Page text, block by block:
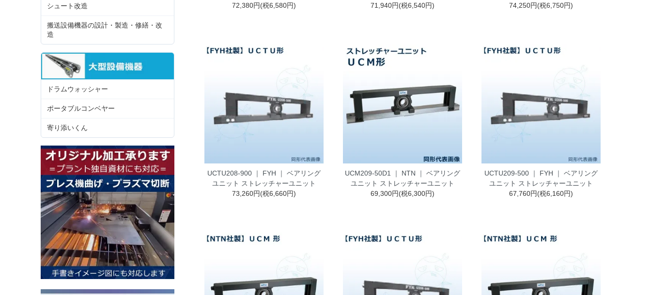
72,380円(税6,580円)
71,940円(税6,540円)
74,250円(税6,750円)
UCTU208-900 ｜ FYH ｜ ベアリング
ユニット ストレッチャーユニット
73,260円(税6,660円)
UCM209-50D1 ｜ NTN ｜ ベアリング
ユニット ストレッチャーユニット
69,300円(税6,300円)
UCTU209-500 ｜ FYH ｜ ベアリング
ユニット ストレッチャーユニット
67,760円(税6,160円)
シュート改造
搬送設備機器の設計・製造・修繕・改
造
ドラムウォッシャー
ポータブルコンベヤー
寄り添いくん